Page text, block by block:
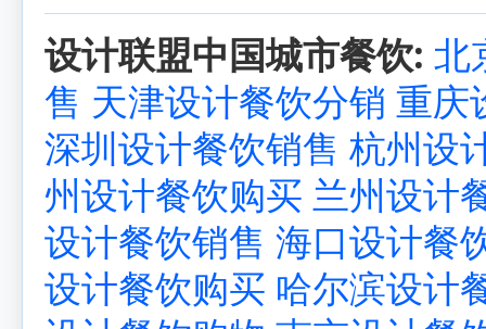
设计联盟中国城市餐饮: 北
售 天津设计餐饮分销 重庆
深圳设计餐饮销售 杭州设
州设计餐饮购买 兰州设计
设计餐饮销售 海口设计餐
设计餐饮购买 哈尔滨设计